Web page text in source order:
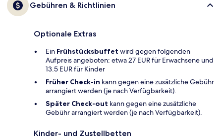
Gebühren & Richtlinien
Optionale Extras
Ein Frühstücksbuffet wird gegen folgenden
Aufpreis angeboten: etwa 27 EUR für Erwachsene und
13.5 EUR für Kinder
Früher Check-in kann gegen eine zusätzliche Gebühr
arrangiert werden (je nach Verfügbarkeit).
Später Check-out kann gegen eine zusätzliche
Gebühr arrangiert werden (je nach Verfügbarkeit).
Kinder- und Zustellbetten